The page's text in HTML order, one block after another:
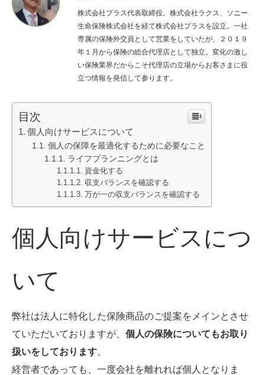
株式会社プラス代表取締役。株式会社ラクス、ソニー
生命保険株式会社を経て株式会社プラスを設立。一社
専属の保険外交員として営業をしていたが、２０１９
年１月から保険の総合代理店として独立。変化の激し
い保険業界だからこそ代理店の立場からお客さまに役
立つ情報を発信して参ります。
目次
個人向けサービスについて
個人の保障を最適化するために必要なこと
ライフプランニングとは
資金化する
収支バランスを確認する
万が一の収支バランスを確認する
個人向けサービスにつ
いて
弊社は法人に特化した保険商品のご提案をメインとさせ
ていただいておりますが、 個人の保険についてもお取り
扱いをしております。
経営者であっても、一度会社を離れれば個人となりま